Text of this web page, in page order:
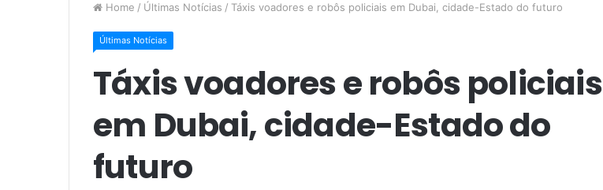
Home / Últimas Notícias / Táxis voadores e robôs policiais em Dubai, cidade-Estado do futuro
Últimas Notícias
Táxis voadores e robôs policiais
em Dubai, cidade-Estado do
futuro